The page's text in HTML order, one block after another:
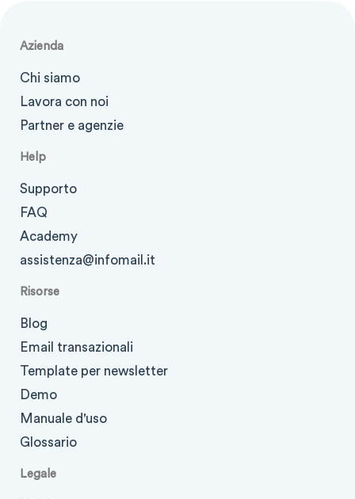
Azienda
Chi siamo
Lavora con noi
Partner e agenzie
Help
Supporto
FAQ
Academy
assistenza@infomail.it
Risorse
Blog
Email transazionali
Template per newsletter
Demo
Manuale d'uso
Glossario
Legale